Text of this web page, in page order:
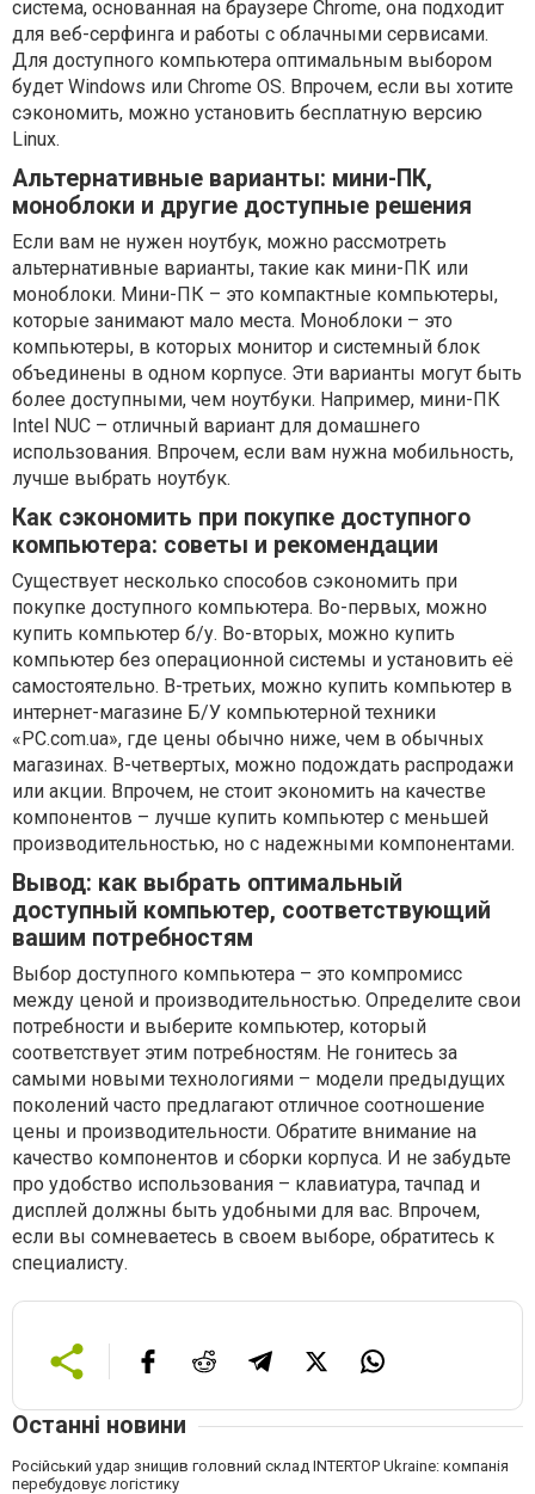
система, основанная на браузере Chrome, она подходит
для веб-серфинга и работы с облачными сервисами.
Для доступного компьютера оптимальным выбором
будет Windows или Chrome OS. Впрочем, если вы хотите
сэкономить, можно установить бесплатную версию
Linux.
Альтернативные варианты: мини-ПК,
моноблоки и другие доступные решения
Если вам не нужен ноутбук, можно рассмотреть
альтернативные варианты, такие как мини-ПК или
моноблоки. Мини-ПК – это компактные компьютеры,
которые занимают мало места. Моноблоки – это
компьютеры, в которых монитор и системный блок
объединены в одном корпусе. Эти варианты могут быть
более доступными, чем ноутбуки. Например, мини-ПК
Intel NUC – отличный вариант для домашнего
использования. Впрочем, если вам нужна мобильность,
лучше выбрать ноутбук.
Как сэкономить при покупке доступного
компьютера: советы и рекомендации
Существует несколько способов сэкономить при
покупке доступного компьютера. Во-первых, можно
купить компьютер б/у. Во-вторых, можно купить
компьютер без операционной системы и установить её
самостоятельно. В-третьих, можно купить компьютер в
интернет-магазине Б/У компьютерной техники
«PC.com.ua», где цены обычно ниже, чем в обычных
магазинах. В-четвертых, можно подождать распродажи
или акции. Впрочем, не стоит экономить на качестве
компонентов – лучше купить компьютер с меньшей
производительностью, но с надежными компонентами.
Вывод: как выбрать оптимальный
доступный компьютер, соответствующий
вашим потребностям
Выбор доступного компьютера – это компромисс
между ценой и производительностью. Определите свои
потребности и выберите компьютер, который
соответствует этим потребностям. Не гонитесь за
самыми новыми технологиями – модели предыдущих
поколений часто предлагают отличное соотношение
цены и производительности. Обратите внимание на
качество компонентов и сборки корпуса. И не забудьте
про удобство использования – клавиатура, тачпад и
дисплей должны быть удобными для вас. Впрочем,
если вы сомневаетесь в своем выборе, обратитесь к
специалисту.
Останні новини
Російський удар знищив головний склад INTERTOP Ukraine: компанія
перебудовує логістику